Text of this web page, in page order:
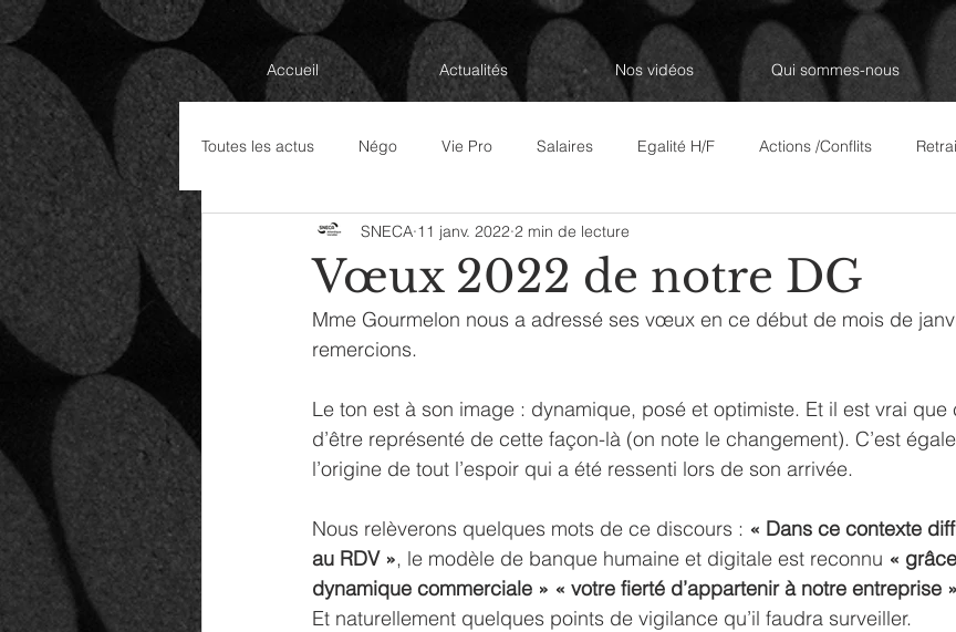
Accueil Actualités Nos vidéos Qui sommes-nous
Toutes les actus Négo Vie Pro Salaires Egalité H/F Actions /Conflits
Élections Professionnelles 2022 Revue de Presse
Vœux 2022 de notre DG
SNECA 11 janv. 2022 2 min de lecture
Mme Gourmelon nous a adressé ses vœux en ce début de mois de
remercions.
Le ton est à son image : dynamique, posé et optimiste. Et il est vrai que
d’être représenté de cette façon-là (on note le changement). C’est
l’origine de tout l’espoir qui a été ressenti lors de son arrivée.
Nous relèverons quelques mots de ce discours : « Dans ce contexte
au RDV », le modèle de banque humaine et digitale est reconnu «
dynamique commerciale » « votre fierté d’appartenir à notre entreprise »
Et naturellement quelques points de vigilance qu’il faudra surveiller.